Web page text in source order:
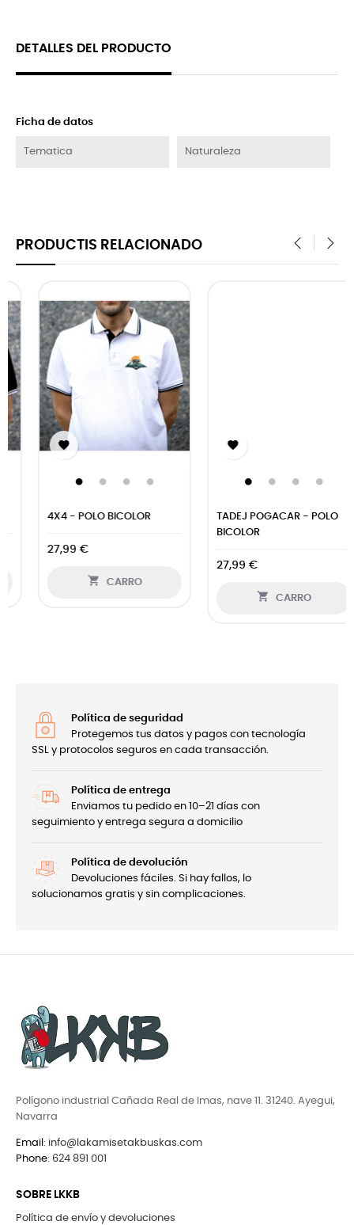
DETALLES DEL PRODUCTO
Ficha de datos
Tematica Naturaleza
PRODUCTIS RELACIONADO

4X4 - POLO BICOLOR
27,99 €
CARRO
TADEJ POGACAR - POLO
BICOLOR
27,99 €
CARRO
Política de seguridad
Protegemos tus datos y pagos con tecnología
SSL y protocolos seguros en cada transacción.
Política de entrega
Enviamos tu pedido en 10–21 días con
seguimiento y entrega segura a domicilio
Política de devolución
Devoluciones fáciles. Si hay fallos, lo
solucionamos gratis y sin complicaciones.
Polígono industrial Cañada Real de Imas, nave 11. 31240. Ayegui,
Navarra
Email : info@lakamisetakbuskas.com
Phone: 624 891 001
SOBRE LKKB
Política de envío y devoluciones